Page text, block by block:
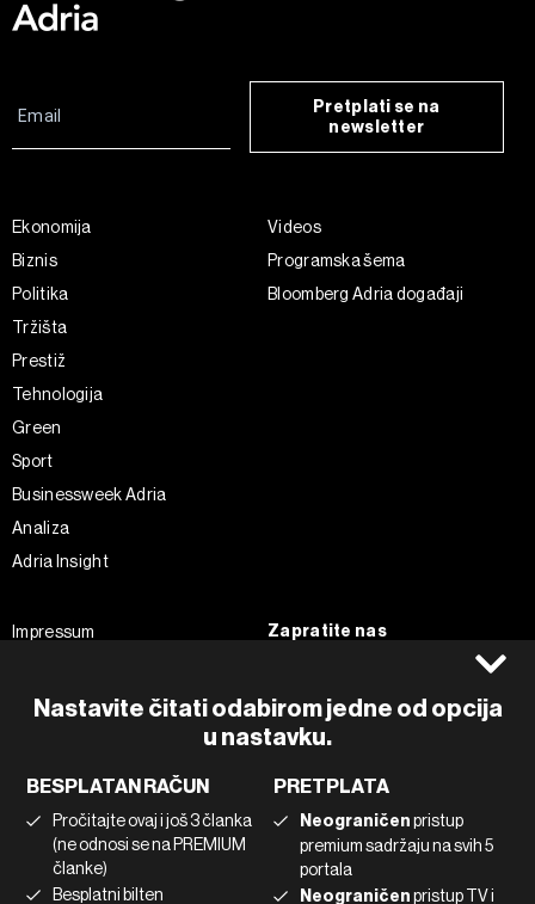
Nastavite čitati odabirom jedne od opcija
u nastavku.
BESPLATAN RAČUN
Pročitajte ovaj i još 3 članka
(ne odnosi se na PREMIUM
članke)
Besplatni bilten
PRETPLATA
Neograničenpristup
premium sadržaju na svih 5
portala
Neograničenpristup TV i
Pretplati se na
newsletter
Ekonomija
Biznis
Politika
Tržišta
Prestiž
Tehnologija
Green
Sport
Businessweek Adria
Analiza
Adria Insight
Videos
Programska šema
Bloomberg Adria događaji
Impressum
Pravila privatnosti
Korištenje umjetne inteligencije
Zapratite nas
Instagram
Twitter
Tiktok
©2022 - 2026 Bloomberg L.P. All Rights Reserved. BLOOMBERG and